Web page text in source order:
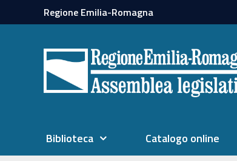
Regione Emilia-Romagna
Biblioteca Catalogo online